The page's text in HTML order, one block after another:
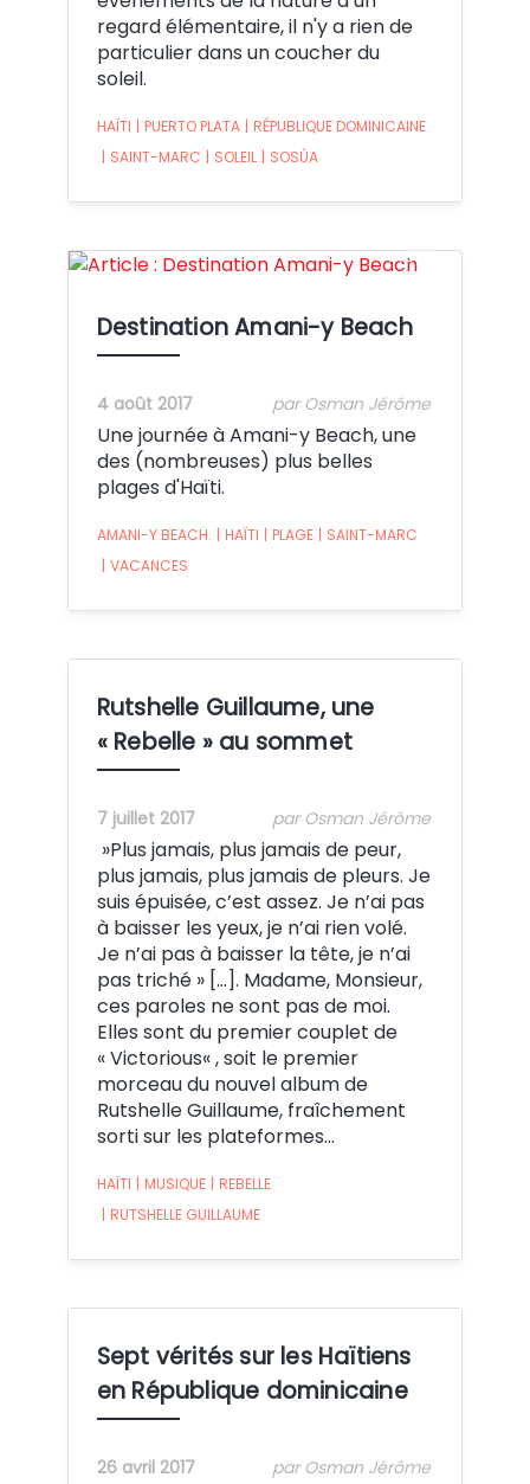
regard élémentaire, il n'y a rien de
particulier dans un coucher du
soleil.
HAÏTI | PUERTO PLATA | RÉPUBLIQUE DOMINICAINE
| SAINT-MARC | SOLEIL | SOSÚA
Crédit:
Destination Amani-y Beach
4 août 2017 par Osman Jérôme
Une journée à Amani-y Beach, une
des (nombreuses) plus belles
plages d'Haïti.
AMANI-Y BEACH. | HAÏTI | PLAGE | SAINT-MARC
| VACANCES
Rutshelle Guillaume, une
« Rebelle » au sommet
7 juillet 2017 par Osman Jérôme
‌ »Plus jamais, plus jamais de peur,
plus jamais, plus jamais de pleurs. Je
suis épuisée, c’est assez. Je n’ai pas
à baisser les yeux, je n’ai rien volé.
Je n’ai pas à baisser la tête, je n’ai
pas triché » […]. Madame, Monsieur,
ces paroles ne sont pas de moi.
Elles sont du premier couplet de
« Victorious« , soit le premier
morceau du nouvel album de
Rutshelle Guillaume, fraîchement
sorti sur les plateformes…
HAÏTI | MUSIQUE | REBELLE
| RUTSHELLE GUILLAUME
Sept vérités sur les Haïtiens
en République dominicaine
26 avril 2017 par Osman Jérôme